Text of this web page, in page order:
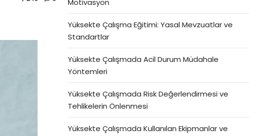
Motivasyon
Yüksekte Çalışma Eğitimi: Yasal Mevzuatlar ve
Standartlar
Yüksekte Çalışmada Acil Durum Müdahale
Yöntemleri
Yüksekte Çalışmada Risk Değerlendirmesi ve
Tehlikelerin Önlenmesi
Yüksekte Çalışmada Kullanılan Ekipmanlar ve